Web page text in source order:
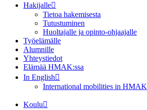
Hakijalle
Tietoa hakemisesta
Tutustuminen
Huoltajalle ja opinto-ohjaajalle
Työelämälle
Alumnille
Yhteystiedot
Elämää HMAK:ssa
In English
International mobilities in HMAK
Koulu